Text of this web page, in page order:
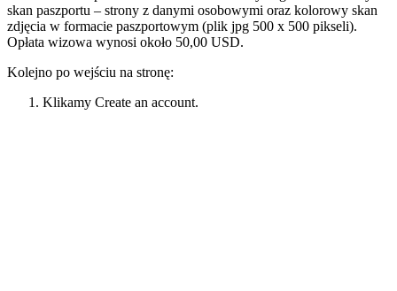
skan paszportu – strony z danymi osobowymi oraz kolorowy skan
zdjęcia w formacie paszportowym (plik jpg 500 x 500 pikseli).
Opłata wizowa wynosi około 50,00 USD.
Kolejno po wejściu na stronę:
Klikamy Create an account.